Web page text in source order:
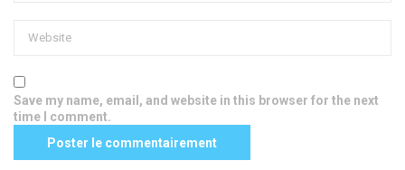
Save my name, email, and website in this browser for the next
time I comment.